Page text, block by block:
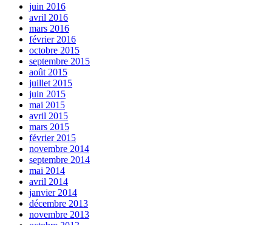
juin 2016
avril 2016
mars 2016
février 2016
octobre 2015
septembre 2015
août 2015
juillet 2015
juin 2015
mai 2015
avril 2015
mars 2015
février 2015
novembre 2014
septembre 2014
mai 2014
avril 2014
janvier 2014
décembre 2013
novembre 2013